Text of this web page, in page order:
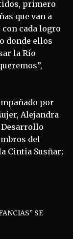
primero
que van a
cada logro
donde ellos
la Río
por
Alejandra
Desarrollo
del
Cintia Susñar;
SE